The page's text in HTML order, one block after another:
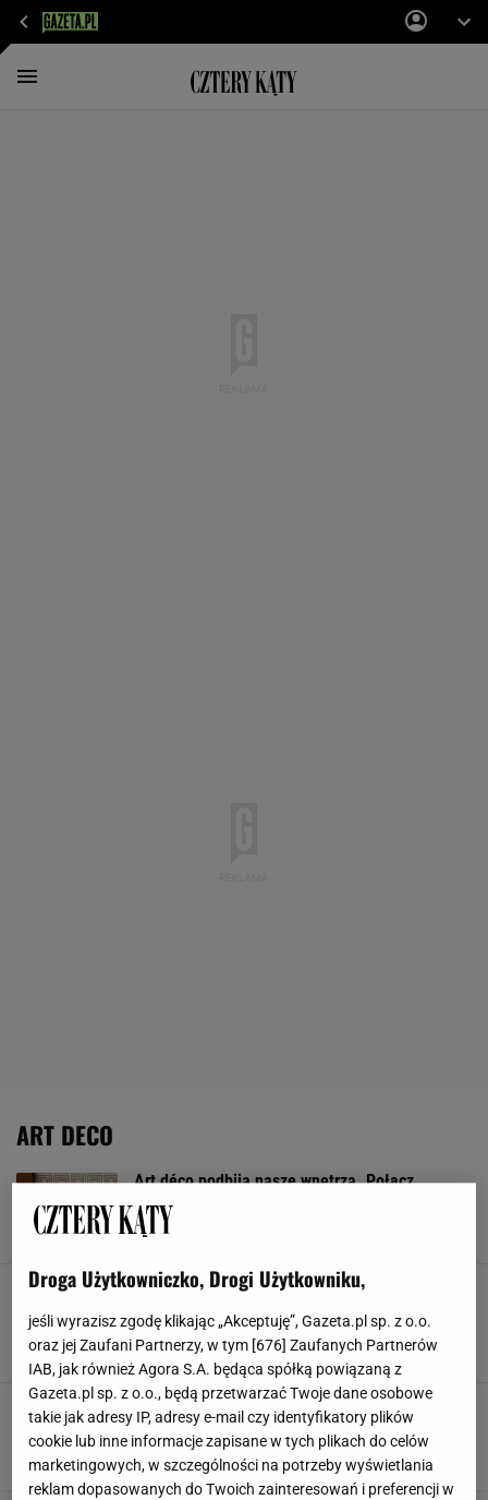
ART DECO
Art déco podbija nasze wnętrza. Połącz
ponadczasową elegancję z funkcjonalnością
ART DECO
Jak urządzić gustowne wnętrze w stylu art
déco? Te proste porady pomogą ci
zaoszczędzić
ARANŻACJE WNĘTRZ ART DECO WNĘTRZA
Styl art déco wraca do wnętrz - jest elegancki,
wyrazisty i robi ogromne wrażenie
ARANŻACJE WNĘTRZ STYL ART DECO
Droga Użytkowniczko, Drogi Użytkowniku,
jeśli wyrazisz zgodę klikając „Akceptuję”, Gazeta.pl sp. z o.o.
oraz jej Zaufani Partnerzy, w tym [676] Zaufanych Partnerów
IAB, jak również Agora S.A. będąca spółką powiązaną z
Gazeta.pl sp. z o.o., będą przetwarzać Twoje dane osobowe
takie jak adresy IP, adresy e-mail czy identyfikatory plików
cookie lub inne informacje zapisane w tych plikach do celów
marketingowych, w szczególności na potrzeby wyświetlania
reklam dopasowanych do Twoich zainteresowań i preferencji w